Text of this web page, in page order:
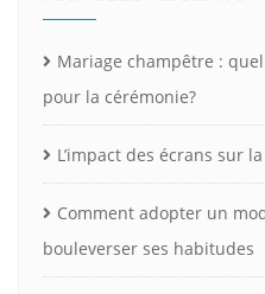
Mariage champêtre :
pour la cérémonie?
L’impact des écrans sur
Comment adopter un
bouleverser ses habitudes